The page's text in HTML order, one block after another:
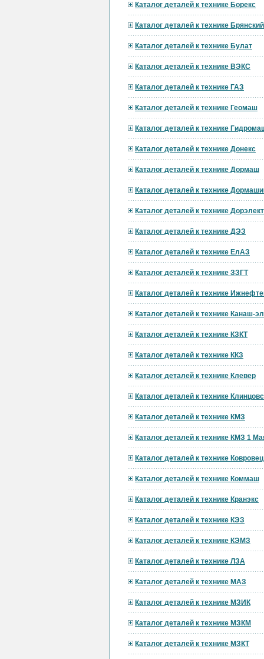
Каталог деталей к технике Борекс
Каталог деталей к технике
Каталог деталей к технике Булат
Каталог деталей к технике ВЭКС
Каталог деталей к технике ГАЗ
Каталог деталей к технике Геомаш
Каталог деталей к технике
Каталог деталей к технике Донекс
Каталог деталей к технике Дормаш
Каталог деталей к технике
Каталог деталей к технике
Каталог деталей к технике ДЭЗ
Каталог деталей к технике ЕлАЗ
Каталог деталей к технике ЗЗГТ
Каталог деталей к технике
Каталог деталей к технике Канаш-
Каталог деталей к технике КЗКТ
Каталог деталей к технике ККЗ
Каталог деталей к технике Клевер
Каталог деталей к технике
Каталог деталей к технике КМЗ
Каталог деталей к технике КМЗ 1
Каталог деталей к технике Ковровец
Каталог деталей к технике Коммаш
Каталог деталей к технике Кранэкс
Каталог деталей к технике КЭЗ
Каталог деталей к технике КЭМЗ
Каталог деталей к технике ЛЗА
Каталог деталей к технике МАЗ
Каталог деталей к технике МЗИК
Каталог деталей к технике МЗКМ
Каталог деталей к технике МЗКТ